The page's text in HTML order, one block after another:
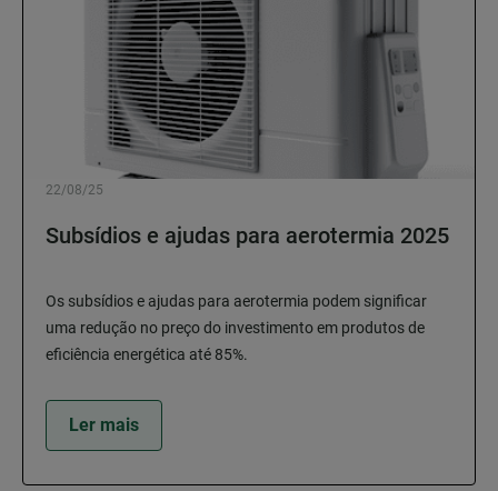
22/08/25
Subsídios e ajudas para aerotermia 2025
Os subsídios e ajudas para aerotermia podem significar
uma redução no preço do investimento em produtos de
eficiência energética até 85%.
Ler mais